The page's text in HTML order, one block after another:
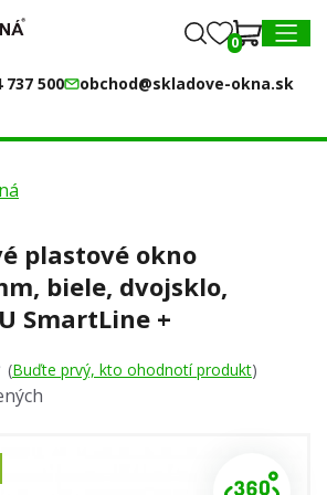
0
737 500 obchod@skladove-okna.sk
0
plastové okno
biele, dvojsklo,
SmartLine +
(Buďte prvý, kto ohodnotí produkt)